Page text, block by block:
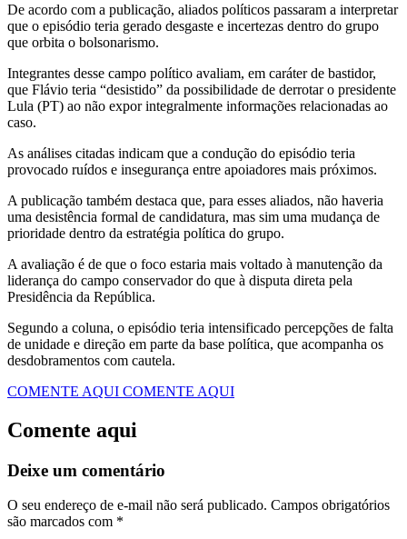
De acordo com a publicação, aliados políticos passaram a interpretar
que o episódio teria gerado desgaste e incertezas dentro do grupo
que orbita o bolsonarismo.
Integrantes desse campo político avaliam, em caráter de bastidor,
que Flávio teria “desistido” da possibilidade de derrotar o presidente
Lula (PT) ao não expor integralmente informações relacionadas ao
caso.
As análises citadas indicam que a condução do episódio teria
provocado ruídos e insegurança entre apoiadores mais próximos.
A publicação também destaca que, para esses aliados, não haveria
uma desistência formal de candidatura, mas sim uma mudança de
prioridade dentro da estratégia política do grupo.
A avaliação é de que o foco estaria mais voltado à manutenção da
liderança do campo conservador do que à disputa direta pela
Presidência da República.
Segundo a coluna, o episódio teria intensificado percepções de falta
de unidade e direção em parte da base política, que acompanha os
desdobramentos com cautela.
COMENTE AQUI COMENTE AQUI
Comente aqui
Deixe um comentário
O seu endereço de e-mail não será publicado. Campos obrigatórios
são marcados com *